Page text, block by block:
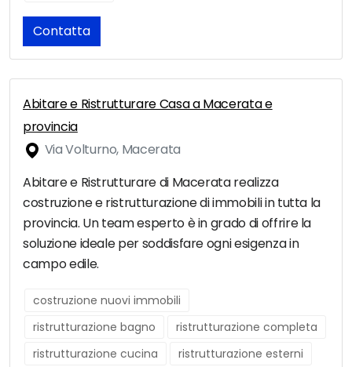
Contatta
Abitare e Ristrutturare Casa a Macerata e
provincia
Via Volturno, Macerata
Abitare e Ristrutturare di Macerata realizza
costruzione e ristrutturazione di immobili in tutta la
provincia. Un team esperto è in grado di offrire la
soluzione ideale per soddisfare ogni esigenza in
campo edile.
costruzione nuovi immobili
ristrutturazione bagno
ristrutturazione completa
ristrutturazione cucina
ristrutturazione esterni